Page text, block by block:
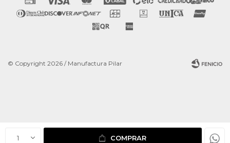
1 COMPRAR
© Copyright 2026 / Manufactura Pilar
Fenicio